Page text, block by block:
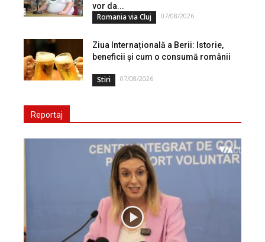
vor da...
Romania via Cluj 07/08/2026
Ziua Internațională a Berii: Istorie,
beneficii și cum o consumă românii
Stiri 07/08/2026
Reportaj